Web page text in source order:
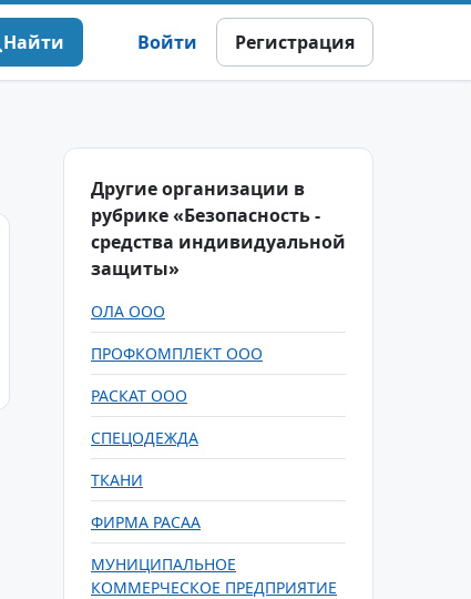
Найти Войти Регистрация
Другие организации в
рубрике «Безопасность -
средства индивидуальной
защиты»
ОЛА ООО
ПРОФКОМПЛЕКТ ООО
РАСКАТ ООО
СПЕЦОДЕЖДА
ТКАНИ
ФИРМА РАСАА
МУНИЦИПАЛЬНОЕ
КОММЕРЧЕСКОЕ ПРЕДПРИЯТИЕ